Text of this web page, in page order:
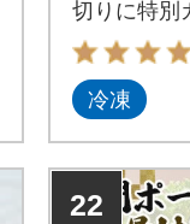
切りに特別
肉です。
冷凍
22